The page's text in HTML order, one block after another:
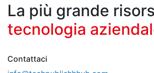
La più grande
tecnologia
Contattaci